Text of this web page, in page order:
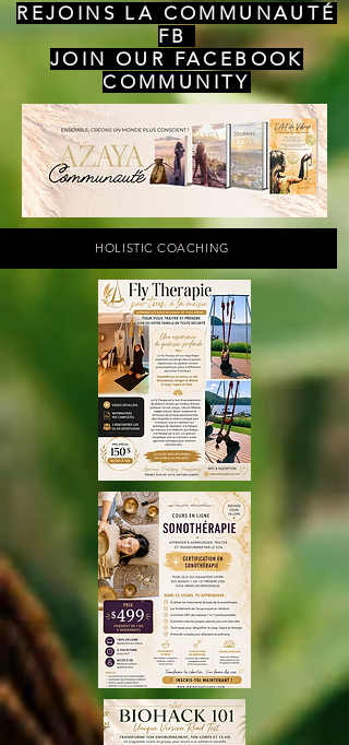
REJOINS LA COMMUNAUTÉ
FB
JOIN OUR FACEBOOK
COMMUNITY
HOLISTIC COACHING